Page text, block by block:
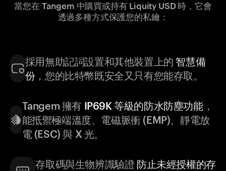
當您在 Tangem 中購買或持有 Liquity USD 時，它會
透過多種方式保護您的私鑰：
採用無助記詞設置和其他裝置上的 智慧備
份，您的比特幣既安全又只有您能存取。
Tangem 擁有 IP69K 等級的防水防塵功能，
能抵禦極端溫度、電磁脈衝 (EMP)、靜電放
電 (ESC) 與 X 光。
存取碼與生物辨識驗證 防止未經授權的存